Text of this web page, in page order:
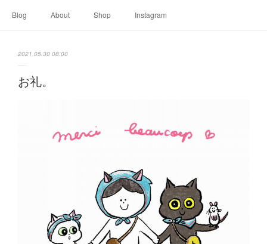
Blog About Shop Instagram
2021.05.30 08:00
お礼。